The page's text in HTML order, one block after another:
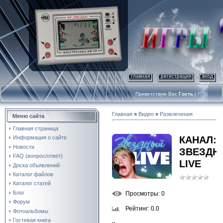
главная регистрация вход
Приветствую Вас Гость | RSS
Меню сайта
Главная страница
Информация о сайте
Новости
FAQ (вопрос/ответ)
Доска объявлений
Каталог файлов
Каталог статей
Блог
Форум
Фотоальбомы
Гостевая книга
Главная » Видео » Развлечения
КАНАЛ:
LIVE
Просмотры: 0
Рейтинг: 0.0